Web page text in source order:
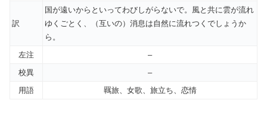
訳
国が遠いからといってわびしがらないで。風と共に雲が流れ
ゆくごとく、（互いの）消息は自然に流れつくでしょうか
ら。
左注
–
校異
–
用語
羈旅、女歌、旅立ち、恋情